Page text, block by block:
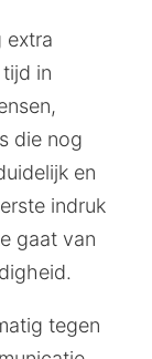
extra
in
die nog
en
indruk
gaat van
tegen